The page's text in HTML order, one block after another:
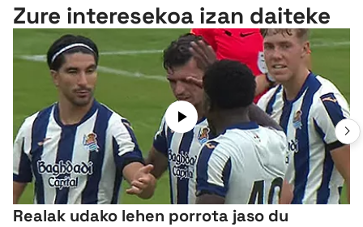
Zure interesekoa izan daiteke
Realak udako lehen porrota jaso du